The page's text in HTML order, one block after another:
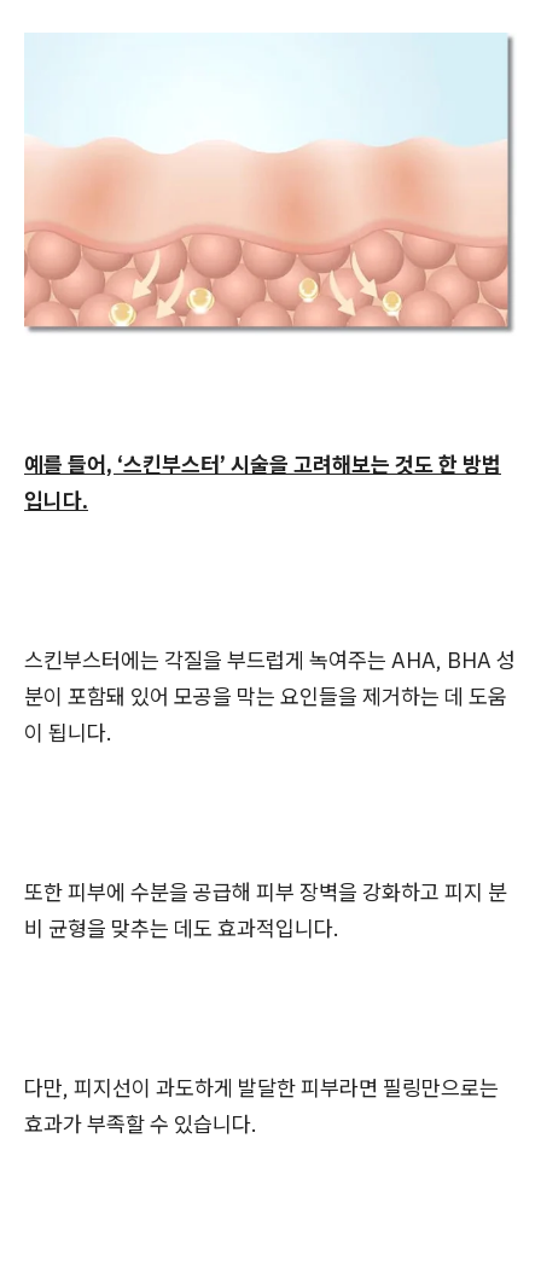
예를 들어, ‘스킨부스터’ 시술을 고려해보는 것도 한 방법
입니다.
스킨부스터에는 각질을 부드럽게 녹여주는 AHA, BHA 성
분이 포함돼 있어 모공을 막는 요인들을 제거하는 데 도움
이 됩니다.
또한 피부에 수분을 공급해 피부 장벽을 강화하고 피지 분
비 균형을 맞추는 데도 효과적입니다.
다만, 피지선이 과도하게 발달한 피부라면 필링만으로는
효과가 부족할 수 있습니다.